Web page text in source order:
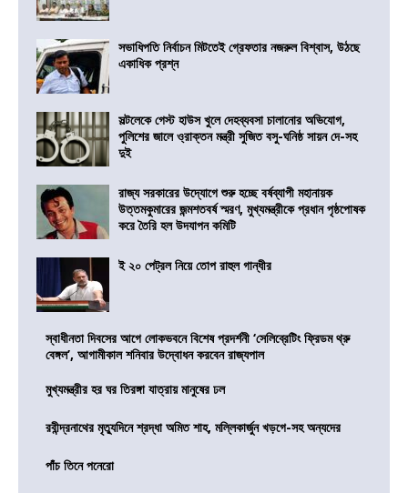
সভাধিপতি নির্বাচন মিটতেই গ্রেফতার নজরুল বিশ্বাস, উঠছে
একাধিক প্রশ্ন
সল্টলেকে গেস্ট হাউস খুলে দেহব্যবসা চালানোর অভিযোগ,
পুলিশের জালে ও্রাক্তন মন্ত্রী সুজিত বসু-ঘনিষ্ঠ সায়ন দে-সহ
দুই
রাজ্য সরকারের উদ্যোগে শুরু হচ্ছে বর্ষব্যাপী মহানায়ক
উত্তমকুমারের জন্মশতবর্ষ স্মরণ, মুখ্যমন্ত্রীকে প্রধান পৃষ্ঠপোষক
করে তৈরি হল উদযাপন কমিটি
ই ২০ পেট্রল নিয়ে তোপ রাহুল গান্ধীর
স্বাধীনতা দিবসের আগে লোকভবনে বিশেষ প্রদর্শনী ‘সেলিব্রেটিং ফ্রিডম থ্রু
বেঙ্গল’, আগামীকাল শনিবার উদ্বোধন করবেন রাজ্যপাল
মুখ্যমন্ত্রীর হর ঘর তিরঙ্গা যাত্রায় মানুষের ঢল
রবীন্দ্রনাথের মৃত্যুদিনে শ্রদ্ধা অমিত শাহ, মল্লিকার্জুন খড়গে-সহ অন্যদের
পাঁচ তিনে পনেরো